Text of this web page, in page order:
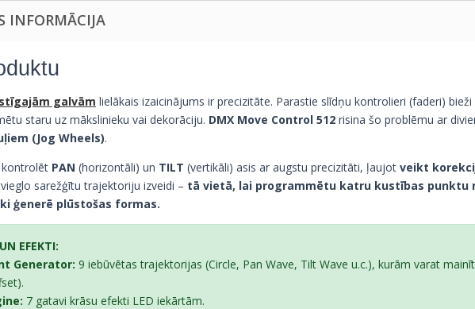
INFORMĀCIJA
galvām lielākais izaicinājums ir precizitāte. Parastie slīdņu kontrolieri (faderi)
staru uz mākslinieku vai dekorāciju. DMX Move Control 512 risina šo problēmu ar
(Jog Wheels).
PAN (horizontāli) un TILT (vertikāli) asis ar augstu precizitāti, ļaujot veikt
sarežģītu trajektoriju izveidi – tā vietā, lai programmētu katru kustības punktu
ģenerē plūstošas formas.
EFEKTI:
Generator: 9 iebūvētas trajektorijas (Circle, Pan Wave, Tilt Wave u.c.), kurām varat
7 gatavi krāsu efekti LED iekārtām.